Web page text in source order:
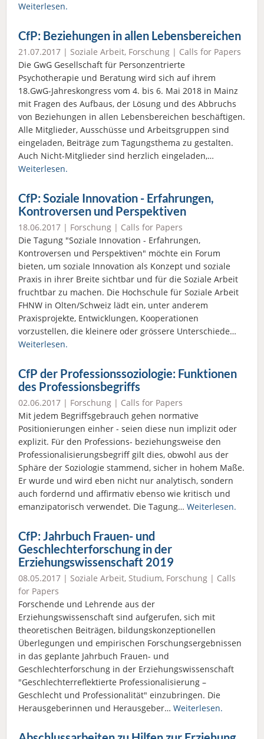
Weiterlesen.
CfP: Beziehungen in allen Lebensbereichen
21.07.2017 | Soziale Arbeit, Forschung | Calls for Papers
Die GwG Gesellschaft für Personzentrierte
Psychotherapie und Beratung wird sich auf ihrem
18.GwG-Jahreskongress vom 4. bis 6. Mai 2018 in Mainz
mit Fragen des Aufbaus, der Lösung und des Abbruchs
von Beziehungen in allen Lebensbereichen beschäftigen.
Alle Mitglieder, Ausschüsse und Arbeitsgruppen sind
eingeladen, Beiträge zum Tagungsthema zu gestalten.
Auch Nicht-Mitglieder sind herzlich eingeladen,…
Weiterlesen.
CfP: Soziale Innovation - Erfahrungen,
Kontroversen und Perspektiven
18.06.2017 | Forschung | Calls for Papers
Die Tagung "Soziale Innovation - Erfahrungen,
Kontroversen und Perspektiven" möchte ein Forum
bieten, um soziale Innovation als Konzept und soziale
Praxis in ihrer Breite sichtbar und für die Soziale Arbeit
fruchtbar zu machen. Die Hochschule für Soziale Arbeit
FHNW in Olten/Schweiz lädt ein, unter anderem
Praxisprojekte, Entwicklungen, Kooperationen
vorzustellen, die kleinere oder grössere Unterschiede…
Weiterlesen.
CfP der Professionssoziologie: Funktionen
des Professionsbegriffs
02.06.2017 | Forschung | Calls for Papers
Mit jedem Begriffsgebrauch gehen normative
Positionierungen einher - seien diese nun implizit oder
explizit. Für den Professions- beziehungsweise den
Professionalisierungsbegriff gilt dies, obwohl aus der
Sphäre der Soziologie stammend, sicher in hohem Maße.
Er wurde und wird eben nicht nur analytisch, sondern
auch fordernd und affirmativ ebenso wie kritisch und
emanzipatorisch verwendet. Die Tagung… Weiterlesen.
CfP: Jahrbuch Frauen- und
Geschlechterforschung in der
Erziehungswissenschaft 2019
08.05.2017 | Soziale Arbeit, Studium, Forschung | Calls
for Papers
Forschende und Lehrende aus der
Erziehungswissenschaft sind aufgerufen, sich mit
theoretischen Beiträgen, bildungskonzeptionellen
Überlegungen und empirischen Forschungsergebnissen
in das geplante Jahrbuch Frauen- und
Geschlechterforschung in der Erziehungswissenschaft
"Geschlechterreflektierte Professionalisierung –
Geschlecht und Professionalität" einzubringen. Die
Herausgeberinnen und Herausgeber… Weiterlesen.